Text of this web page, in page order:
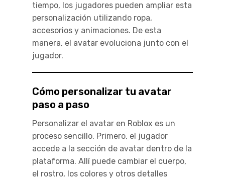
tiempo, los jugadores pueden ampliar esta
personalización utilizando ropa,
accesorios y animaciones. De esta
manera, el avatar evoluciona junto con el
jugador.
Cómo personalizar tu avatar
paso a paso
Personalizar el avatar en Roblox es un
proceso sencillo. Primero, el jugador
accede a la sección de avatar dentro de la
plataforma. Allí puede cambiar el cuerpo,
el rostro, los colores y otros detalles